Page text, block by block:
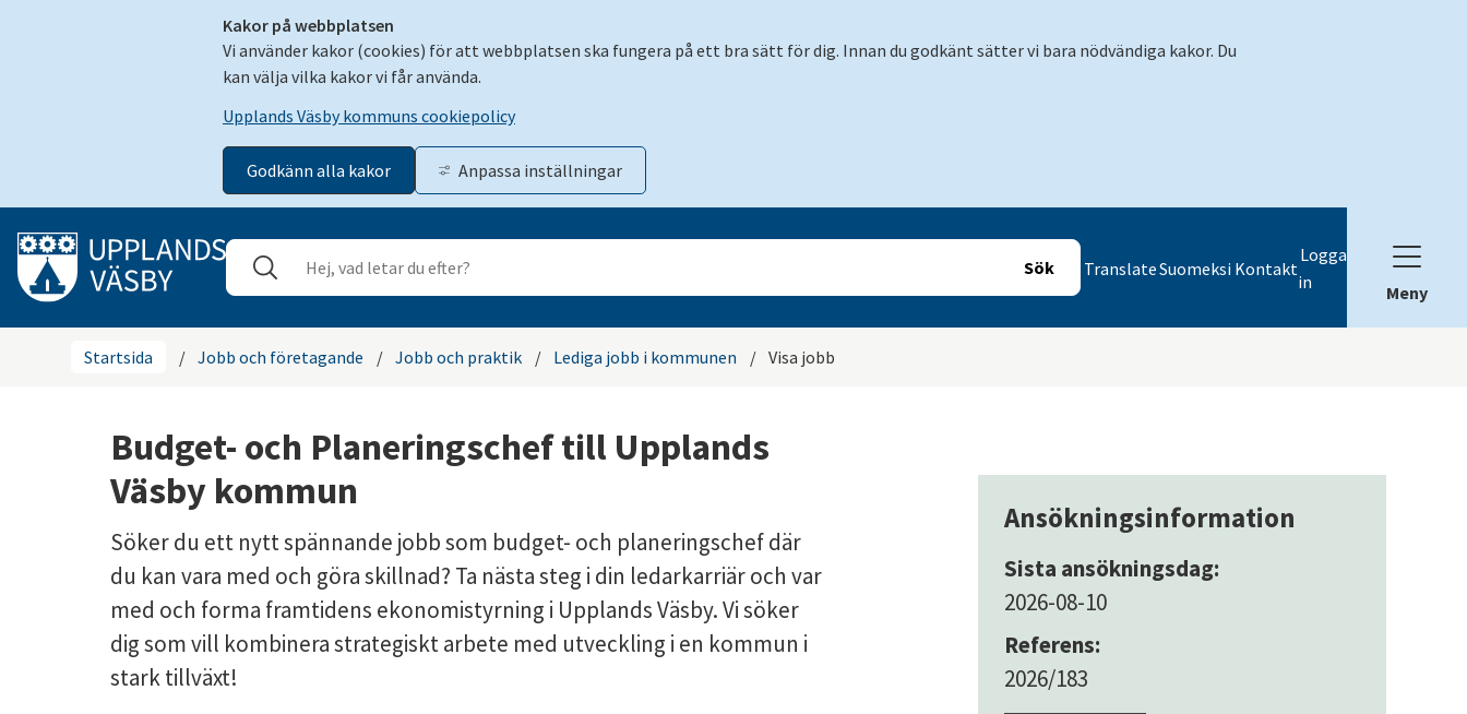
Kakor på webbplatsen
Vi använder kakor (cookies) för att webbplatsen ska fungera på ett bra sätt för dig. Innan du godkänt sätter vi bara nödvändiga kakor. Du
kan välja vilka kakor vi får använda.
Upplands Väsby kommuns cookiepolicy
Godkänn alla kakor Anpassa inställningar
Gå till innehåll
Sök
TranslateSuomeksi Kontakt
Logga
in
Meny
Startsida / Jobb och företagande / Jobb och praktik / Lediga jobb i kommunen / Visa jobb
Budget- och Planeringschef till Upplands
Väsby kommun
Söker du ett nytt spännande jobb som budget- och planeringschef där
du kan vara med och göra skillnad? Ta nästa steg i din ledarkarriär och var
med och forma framtidens ekonomistyrning i Upplands Väsby. Vi söker
dig som vill kombinera strategiskt arbete med utveckling i en kommun i
stark tillväxt!
Ansökningsinformation
Sista ansökningsdag:
2026-08-10
Referens:
2026/183